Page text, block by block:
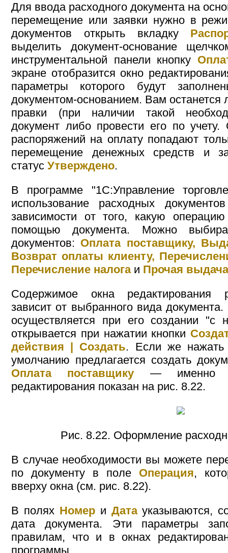
Для ввода расходного документа на
перемещение или заявки нужно в
документов открыть вкладку
выделить документ-основание
инструментальной панели кнопку
экране отобразится окно
параметры которого будут
документом-основанием. Вам останется
правки (при наличии такой
документ либо провести его по
распоряжений на оплату попадают
перемещение денежных средств и
статус Утверждено.
В программе "1С:Управление
использование расходных
зависимости от того, какую
помощью документа. Можно
документов: Оплата поставщику,
Возврат оплаты клиенту,
Перечисление налогаи Прочая
Содержимое окна редактирования
зависит от выбранного вида
осуществляется при его создании "с
открывается при нажатии кнопки
действия | Создать. Если же
умолчанию предлагается создать
Оплата поставщику — именно
редактирования показан на рис. 8.22.
Рис. 8.22. Оформление
В случае необходимости вы можете
по документу в поле Операция,
вверху окна (см. рис. 8.22).
В полях Номери Датауказываются,
дата документа. Эти параметры
правилам, что и в окнах
программы.